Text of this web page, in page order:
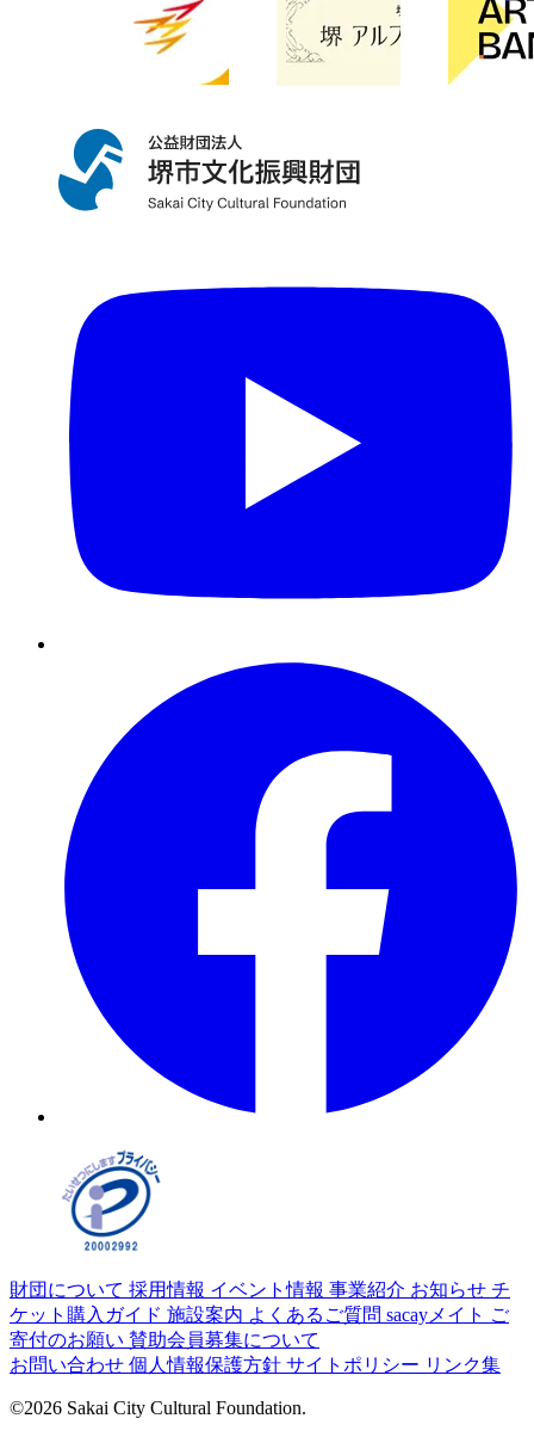
財団について 採用情報 イベント情報 事業紹介 お知らせ チ
ケット購入ガイド 施設案内 よくあるご質問 sacayメイト ご
寄付のお願い 賛助会員募集について
お問い合わせ 個人情報保護方針 サイトポリシー リンク集
©2026 Sakai City Cultural Foundation.